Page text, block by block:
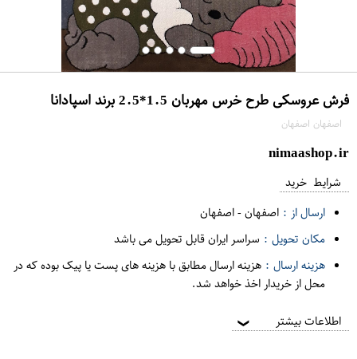
فرش عروسکی طرح خرس مهربان 1.5*2.5 برند اسپادانا
اصفهان اصفهان
nimaashop.ir
شرایط خرید
ارسال از : اصفهان-اصفهان
مکان تحویل : سراسر ایران قابل تحویل می باشد
هزینه ارسال : هزینه ارسال مطابق با هزینه های پست یا پیک بوده که در
محل از خریدار اخذ خواهد شد.
اطلاعات بیشتر ❯